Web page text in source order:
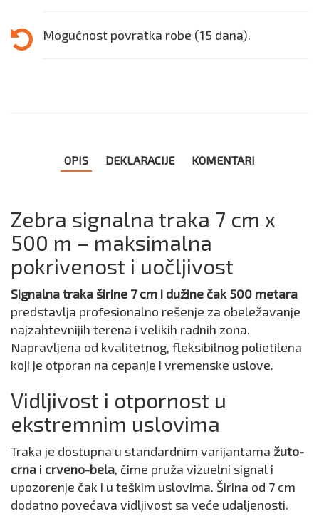
Mogućnost povratka robe (15 dana).
OPIS DEKLARACIJE KOMENTARI
Zebra signalna traka 7 cm x
500 m – maksimalna
pokrivenost i uočljivost
Signalna traka širine 7 cm i dužine čak 500 metara
predstavlja profesionalno rešenje za obeležavanje
najzahtevnijih terena i velikih radnih zona.
Napravljena od kvalitetnog, fleksibilnog polietilena
koji je otporan na cepanje i vremenske uslove.
Vidljivost i otpornost u
ekstremnim uslovima
Traka je dostupna u standardnim varijantama žuto-
crna i crveno-bela, čime pruža vizuelni signal i
upozorenje čak i u teškim uslovima. Širina od 7 cm
dodatno povećava vidljivost sa veće udaljenosti.